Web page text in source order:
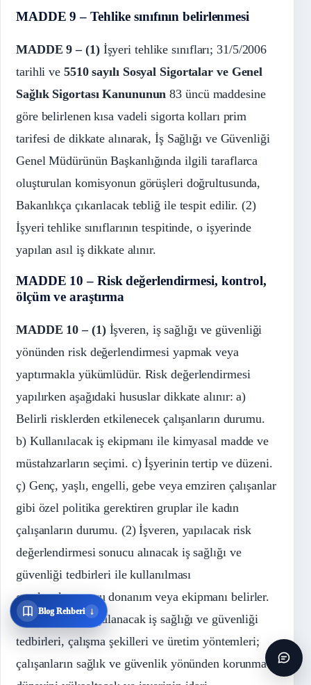
MADDE 9 – Tehlike sınıfının belirlenmesi
MADDE 9 – (1)İşyeri tehlike sınıfları; 31/5/2006
tarihli ve 5510 sayılı Sosyal Sigortalar ve Genel
Sağlık Sigortası Kanununun 83 üncü maddesine
göre belirlenen kısa vadeli sigorta kolları prim
tarifesi de dikkate alınarak, İş Sağlığı ve Güvenliği
Genel Müdürünün Başkanlığında ilgili taraflarca
oluşturulan komisyonun görüşleri doğrultusunda,
Bakanlıkça çıkarılacak tebliğ ile tespit edilir. (2)
İşyeri tehlike sınıflarının tespitinde, o işyerinde
yapılan asıl iş dikkate alınır.
MADDE 10 – Risk değerlendirmesi, kontrol,
ölçüm ve araştırma
MADDE 10 – (1)İşveren, iş sağlığı ve güvenliği
yönünden risk değerlendirmesi yapmak veya
yaptırmakla yükümlüdür. Risk değerlendirmesi
yapılırken aşağıdaki hususlar dikkate alınır: a)
Belirli risklerden etkilenecek çalışanların durumu.
b) Kullanılacak iş ekipmanı ile kimyasal madde ve
müstahzarların seçimi. c) İşyerinin tertip ve düzeni.
ç) Genç, yaşlı, engelli, gebe veya emziren çalışanlar
gibi özel politika gerektiren gruplar ile kadın
çalışanların durumu. (2) İşveren, yapılacak risk
değerlendirmesi sonucu alınacak iş sağlığı ve
güvenliği tedbirleri ile kullanılması
gereken koruyucu donanım veya ekipmanı belirler.
(3) İşyerinde uygulanacak iş sağlığı ve güvenliği
tedbirleri, çalışma şekilleri ve üretim yöntemleri;
çalışanların sağlık ve güvenlik yönünden korunma
Blog Rehberi ↓